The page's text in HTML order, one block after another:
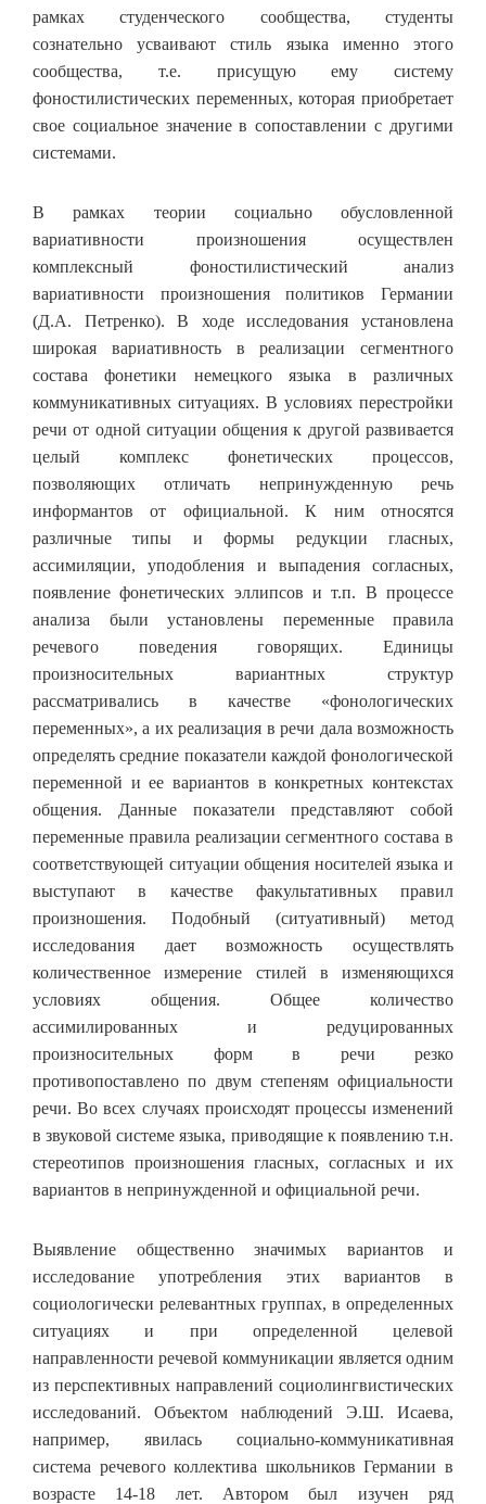
рамках студенческого сообщества, студенты
сознательно усваивают стиль языка именно этого
сообщества, т.е. присущую ему систему
фоностилистических переменных, которая приобретает
свое социальное значение в сопоставлении с другими
системами.
В рамках теории социально обусловленной
вариативности произношения осуществлен
комплексный фоностилистический анализ
вариативности произношения политиков Германии
(Д.А. Петренко). В ходе исследования установлена
широкая вариативность в реализации сегментного
состава фонетики немецкого языка в различных
коммуникативных ситуациях. В условиях перестройки
речи от одной ситуации общения к другой развивается
целый комплекс фонетических процессов,
позволяющих отличать непринужденную речь
информантов от официальной. К ним относятся
различные типы и формы редукции гласных,
ассимиляции, уподобления и выпадения согласных,
появление фонетических эллипсов и т.п. В процессе
анализа были установлены переменные правила
речевого поведения говорящих. Единицы
произносительных вариантных структур
рассматривались в качестве «фонологических
переменных», а их реализация в речи дала возможность
определять средние показатели каждой фонологической
переменной и ее вариантов в конкретных контекстах
общения. Данные показатели представляют собой
переменные правила реализации сегментного состава в
соответствующей ситуации общения носителей языка и
выступают в качестве факультативных правил
произношения. Подобный (ситуативный) метод
исследования дает возможность осуществлять
количественное измерение стилей в изменяющихся
условиях общения. Общее количество
ассимилированных и редуцированных
произносительных форм в речи резко
противопоставлено по двум степеням официальности
речи. Во всех случаях происходят процессы изменений
в звуковой системе языка, приводящие к появлению т.н.
стереотипов произношения гласных, согласных и их
вариантов в непринужденной и официальной речи.
Выявление общественно значимых вариантов и
исследование употребления этих вариантов в
социологически релевантных группах, в определенных
ситуациях и при определенной целевой
направленности речевой коммуникации является одним
из перспективных направлений социолингвистических
исследований. Объектом наблюдений Э.Ш. Исаева,
например, явилась социально-коммуникативная
система речевого коллектива школьников Германии в
возрасте 14-18 лет. Автором был изучен ряд